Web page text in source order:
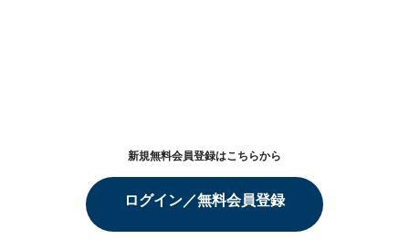
新規無料会員登録はこちらから
ログイン／無料会員登録